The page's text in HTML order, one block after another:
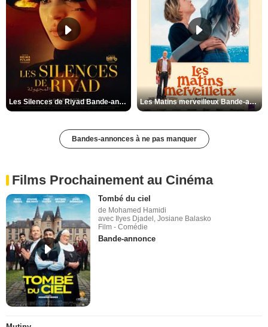
Les Silences de Riyad Bande-annonce VO STFR Les Matins merveilleux Bande-annonce VF
Bandes-annonces à ne pas manquer
Films Prochainement au Cinéma
Tombé du ciel
de Mohamed Hamidi
avec Ilyes Djadel, Josiane Balasko
Film - Comédie
Bande-annonce